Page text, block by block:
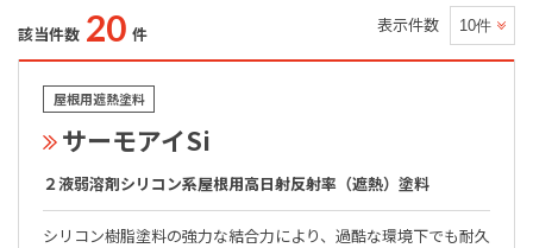
該当件数 20 件 表示件数
屋根用遮熱塗料
サーモアイSi
２液弱溶剤シリコン系屋根用高日射反射率（遮熱）塗料
シリコン樹脂塗料の強力な結合力により、過酷な環境下でも耐久